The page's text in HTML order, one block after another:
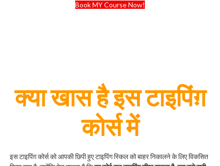
Book MY Course Now!
क्या खास है इस टाइपिंग़
कोर्स में
इस टाइपिंग़ कोर्स को आपकी छिपी हुए टाइपिंग स्किल को बाहर निकालने के लिए विकसित